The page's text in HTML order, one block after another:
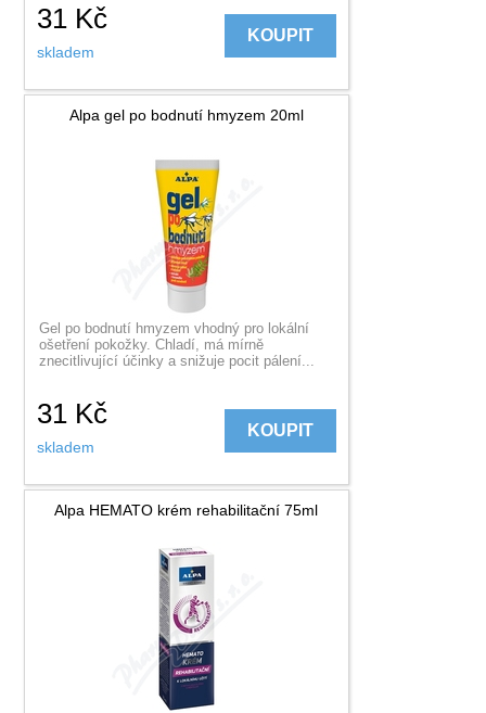
31 Kč
skladem
KOUPIT
Alpa gel po bodnutí hmyzem 20ml
Gel po bodnutí hmyzem vhodný pro lokální
ošetření pokožky. Chladí, má mírně
znecitlivující účinky a snižuje pocit pálení...
31 Kč
skladem
KOUPIT
Alpa HEMATO krém rehabilitační 75ml